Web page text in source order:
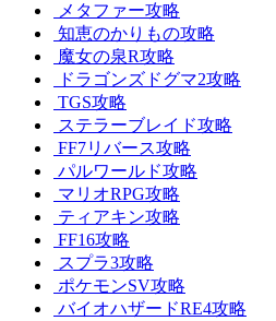
メタファー攻略
知恵のかりもの攻略
魔女の泉R攻略
ドラゴンズドグマ2攻略
TGS攻略
ステラーブレイド攻略
FF7リバース攻略
パルワールド攻略
マリオRPG攻略
ティアキン攻略
FF16攻略
スプラ3攻略
ポケモンSV攻略
バイオハザードRE4攻略